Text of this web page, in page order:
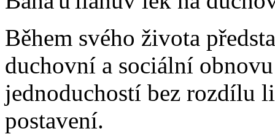
Během svého života
duchovní a sociální
jednoduchostí bez rozdílu
postavení.